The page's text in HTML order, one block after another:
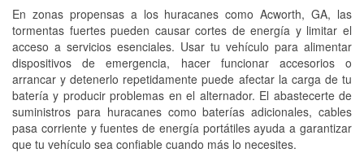
En zonas propensas a los huracanes como Acworth, GA, las
tormentas fuertes pueden causar cortes de energía y limitar el
acceso a servicios esenciales. Usar tu vehículo para alimentar
dispositivos de emergencia, hacer funcionar accesorios o
arrancar y detenerlo repetidamente puede afectar la carga de tu
batería y producir problemas en el alternador. El abastecerte de
suministros para huracanes como baterías adicionales, cables
pasa corriente y fuentes de energía portátiles ayuda a garantizar
que tu vehículo sea confiable cuando más lo necesites.
freno
Mangueras hidráulicas a la medida
Hurricane Supplies
Conoce más